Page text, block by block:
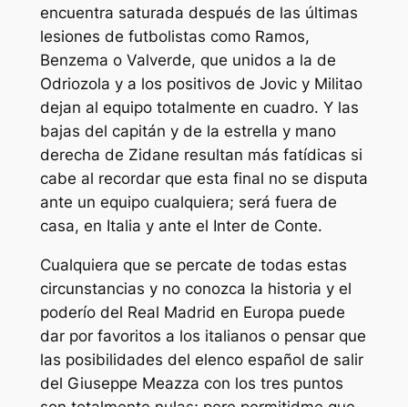
encuentra saturada después de las últimas
lesiones de futbolistas como Ramos,
Benzema o Valverde, que unidos a la de
Odriozola y a los positivos de Jovic y Militao
dejan al equipo totalmente en cuadro. Y las
bajas del capitán y de la estrella y mano
derecha de Zidane resultan más fatídicas si
cabe al recordar que esta final no se disputa
ante un equipo cualquiera; será fuera de
casa, en Italia y ante el Inter de Conte.
Cualquiera que se percate de todas estas
circunstancias y no conozca la historia y el
poderío del Real Madrid en Europa puede
dar por favoritos a los italianos o pensar que
las posibilidades del elenco español de salir
del Giuseppe Meazza con los tres puntos